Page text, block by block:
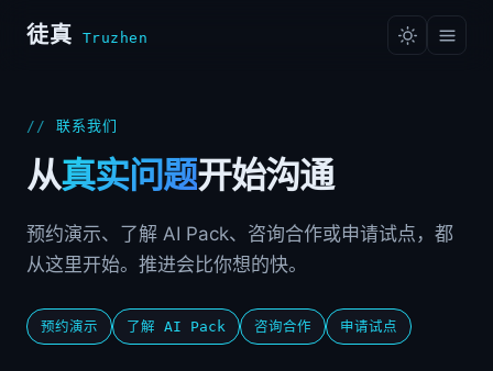
徒真 Truzhen
联系我们
从真实问题开始沟通
预约演示、了解 AI Pack、咨询合作或申请试点，都
从这里开始。推进会比你想的快。
预约演示 了解 AI Pack 咨询合作 申请试点